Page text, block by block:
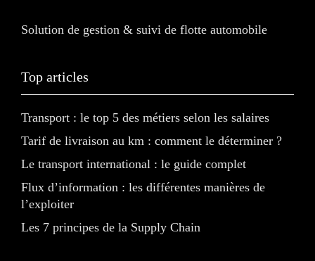
Solution de gestion & suivi de flotte automobile
Top articles
Transport : le top 5 des métiers selon les salaires
Tarif de livraison au km : comment le déterminer ?
Le transport international : le guide complet
Flux d’information : les différentes manières de
l’exploiter
Les 7 principes de la Supply Chain